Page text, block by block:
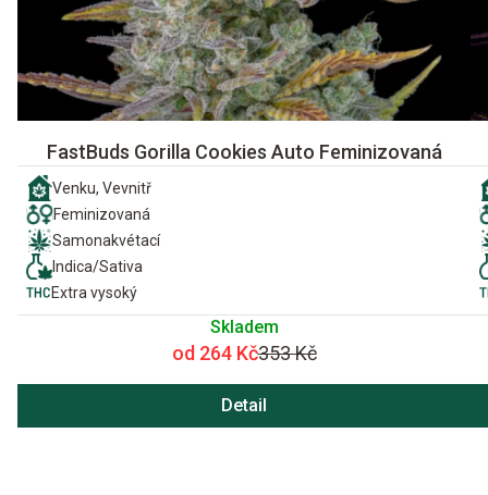
FastBuds Gorilla Cookies Auto Feminizovaná
Venku, Vevnitř
Feminizovaná
Samonakvétací
Indica/Sativa
Extra vysoký
Skladem
od 264 Kč353 Kč
Detail